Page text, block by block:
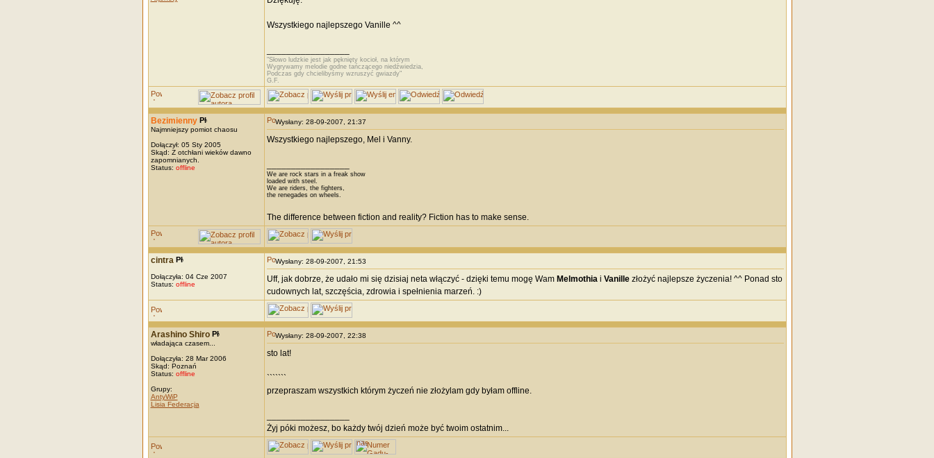
Wszystkiego najlepszego Vanille ^^
"Słowo ludzkie jest jak pęknięty kocioł, na którym
Wygrywamy melodie godne tańczącego niedźwiedzia,
Podczas gdy chcielibyśmy wzruszyć gwiazdy"
G.F.
Bezimienny
Najmniejszy pomiot chaosu
Dołączył: 05 Sty 2005
Skąd: Z otchłani wieków dawno
zapomnianych.
Status: offline
Wysłany: 28-09-2007, 21:37
Wszystkiego najlepszego, Mel i Vanny.
We are rock stars in a freak show
loaded with steel.
We are riders, the fighters,
the renegades on wheels.
The difference between fiction and reality? Fiction has to make sense.
cintra
Dołączyła: 04 Cze 2007
Status: offline
Wysłany: 28-09-2007, 21:53
Uff, jak dobrze, że udało mi się dzisiaj neta włączyć - dzięki temu mogę Wam Melmothiai Vanillezłożyć najlepsze życzenia! ^^ Ponad sto
cudownych lat, szczęścia, zdrowia i spełnienia marzeń. :)
Arashino Shiro
władająca czasem...
Dołączyła: 28 Mar 2006
Skąd: Poznań
Status: offline
Grupy:
AntyWiP
Lisia Federacja
Wysłany: 28-09-2007, 22:38
sto lat!
```````
przepraszam wszystkich którym życzeń nie złożylam gdy byłam offline.
Żyj póki możesz, bo każdy twój dzień może być twoim ostatnim...